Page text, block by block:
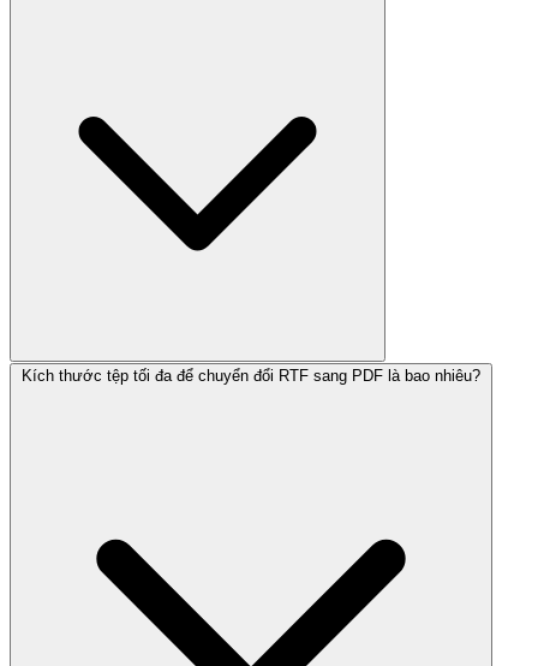
Kích thước tệp tối đa để chuyển đổi RTF sang PDF là bao nhiêu?